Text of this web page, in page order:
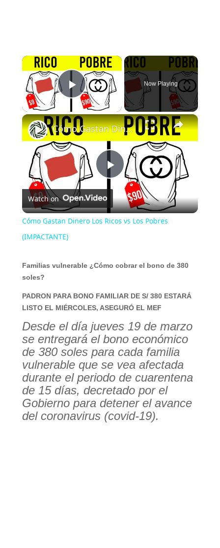
×
Play Video
Now Playing
×
Play
Video
Cómo Gastan Dinero Los Ricos vs Los Pobres (IMPACTANTE)
Watch on
Cómo Gastan Dinero Los Ricos vs Los Pobres
(IMPACTANTE)
Familias vulnerable ¿Cómo cobrar el bono de 380
soles?
PADRON PARA BONO FAMILIAR DE S/ 380 ESTARÁ
LISTO EL MIÉRCOLES, ASEGURÓ EL MEF
Desde el día jueves 19 de marzo
se entregará el bono económico
de 380 soles para cada familia
vulnerable que se vea afectada
durante el periodo de cuarentena
de 15 días, decretado por el
Gobierno para detener el avance
del coronavirus (covid-19).